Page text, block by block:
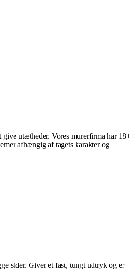
give utætheder. Vores murerfirma har 18+
afhængig af tagets karakter og
sider. Giver et fast, tungt udtryk og er